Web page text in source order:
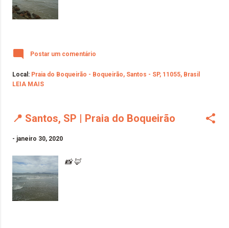
Postar um comentário
Local: Praia do Boqueirão - Boqueirão, Santos - SP, 11055, Brasil
LEIA MAIS
📍 Santos, SP | Praia do Boqueirão
- janeiro 30, 2020
📸 🦊